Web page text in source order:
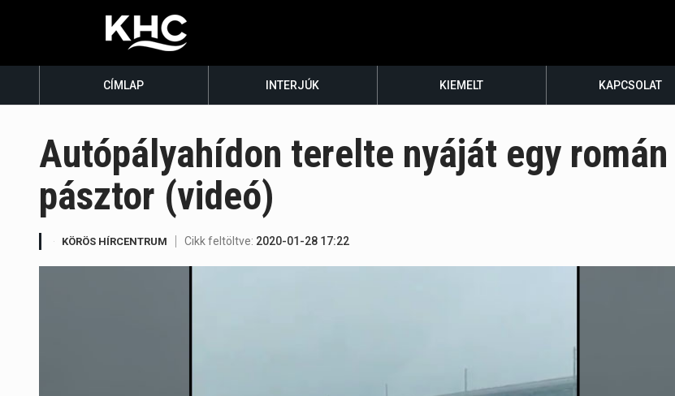
CÍMLAP INTERJÚK KIEMELT KAPCSOLAT
Autópályahídon terelte nyáját egy román
pásztor (videó)
KÖRÖS HÍRCENTRUM Cikk feltöltve: 2020-01-28 17:22